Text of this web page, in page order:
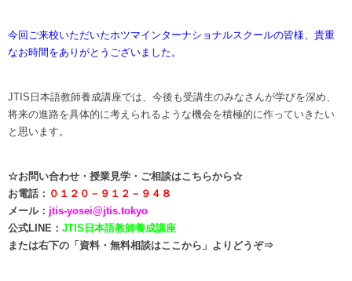
今回ご来校いただいたホツマインターナショナルスクールの皆様、貴重
なお時間をありがとうございました。
JTIS日本語教師養成講座では、今後も受講生のみなさんが学びを深め、
将来の進路を具体的に考えられるような機会を積極的に作っていきたい
と思います。
☆お問い合わせ・授業見学・ご相談はこちらから☆
お電話： ０１２０－９１２－９４８
メール： jtis-yosei@jtis.tokyo
公式LINE： JTIS日本語教師養成講座
または右下の「資料・無料相談はここから」よりどうぞ⇒